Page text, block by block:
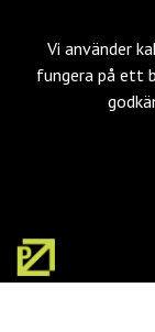
Vi använder
fungera på ett